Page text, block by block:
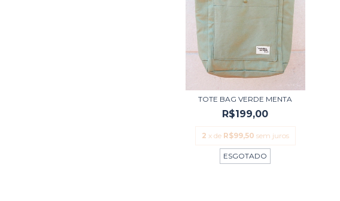
TOTE BAG VERDE MENTA
R$199,00
2 x de R$99,50 sem juros
ESGOTADO